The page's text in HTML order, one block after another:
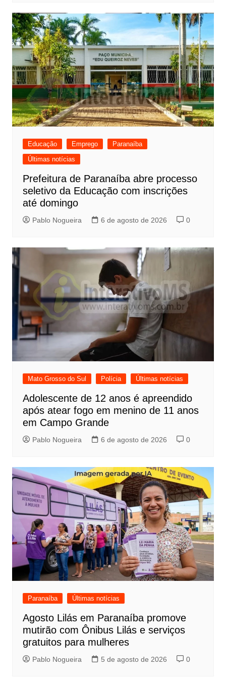
Educação Emprego
Paranaíba
Últimas notícias
Prefeitura de Paranaíba abre processo
seletivo da Educação com inscrições
até domingo
Pablo Nogueira 6 de agosto de 2026 0
Mato Grosso do Sul Polícia Últimas notícias
Adolescente de 12 anos é apreendido
após atear fogo em menino de 11 anos
em Campo Grande
Pablo Nogueira 6 de agosto de 2026 0
Paranaíba Últimas notícias
Agosto Lilás em Paranaíba promove
mutirão com Ônibus Lilás e serviços
gratuitos para mulheres
Pablo Nogueira 5 de agosto de 2026 0